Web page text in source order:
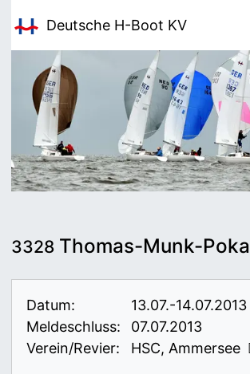
Deutsche H-Boot KV
3328Thomas-Munk-
Datum:
13.07.-14.07.2013
Meldeschluss:
07.07.2013
Verein/Revier:
HSC, Ammersee